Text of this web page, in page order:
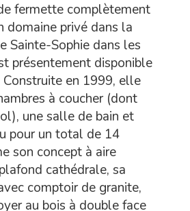
fermette complètement
domaine privé dans la
Sainte-Sophie dans les
présentement disponible
Construite en 1999, elle
à coucher (dont
une salle de bain et
pour un total de 14
son concept à aire
cathédrale, sa
comptoir de granite,
au bois à double face